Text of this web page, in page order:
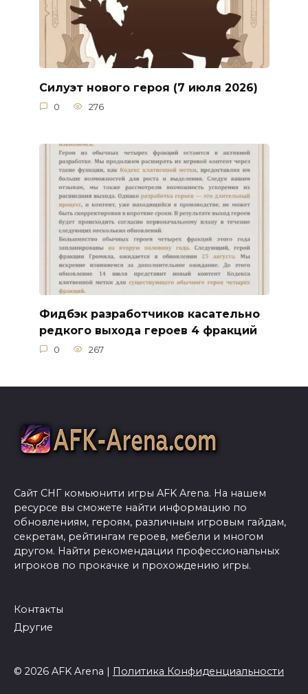
Силуэт нового героя (7 июля 2026)
0 276
Фидбэк разработчиков касательно
редкого выхода героев 4 фракций
0 267
Сайт СНГ комьюнити игры AFK Arena. На нашем
ресурсе вы сможете найти информацию по
обновлениям, героям, различным игровым гайдам,
секретам, рейтингам героев, мебели и многом
другом. Найти рекомендации профессиональных
игроков по прокачке и прохождению игры.
Контакты
Другие
© 2026 AFK Arena | Политика Конфиденциальности